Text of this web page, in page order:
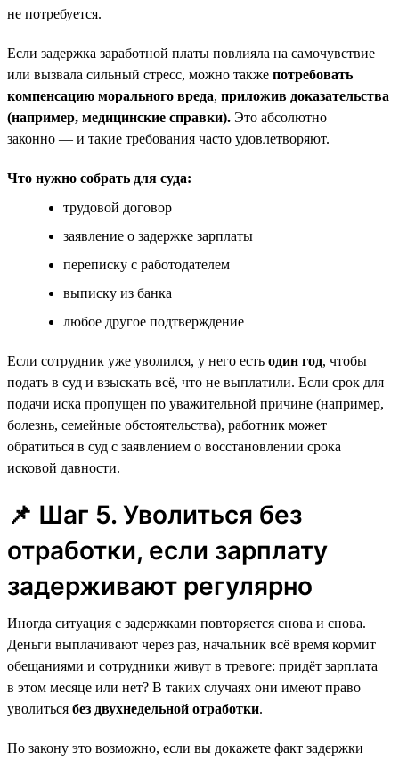
не потребуется.
Если задержка заработной платы повлияла на самочувствие
или вызвала сильный стресс, можно также потребовать
компенсацию морального вреда, приложив доказательства
(например, медицинские справки). Это абсолютно
законно — и такие требования часто удовлетворяют.
Что нужно собрать для суда:
трудовой договор
заявление о задержке зарплаты
переписку с работодателем
выписку из банка
любое другое подтверждение
Если сотрудник уже уволился, у него есть один год, чтобы
подать в суд и взыскать всё, что не выплатили. Если срок для
подачи иска пропущен по уважительной причине (например,
болезнь, семейные обстоятельства), работник может
обратиться в суд с заявлением о восстановлении срока
исковой давности.
📌 Шаг 5. Уволиться без
отработки, если зарплату
задерживают регулярно
Иногда ситуация с задержками повторяется снова и снова.
Деньги выплачивают через раз, начальник всё время кормит
обещаниями и сотрудники живут в тревоге: придёт зарплата
в этом месяце или нет? В таких случаях они имеют право
уволиться без двухнедельной отработки.
По закону это возможно, если вы докажете факт задержки